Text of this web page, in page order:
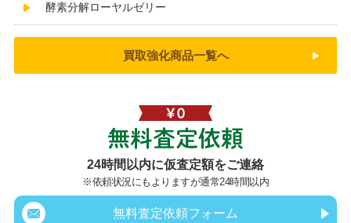
酵素分解ローヤルゼリー
買取強化商品一覧へ
24時間以内に仮査定額をご連絡
※依頼状況にもよりますが通常24時間以内
無料査定依頼フォーム